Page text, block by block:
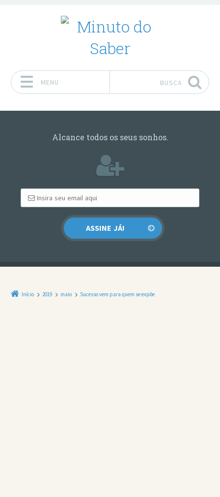
MENU BUSCA
Alcance todos os seus sonhos.
Início 2019 maio Sucesso vem para quem se expõe